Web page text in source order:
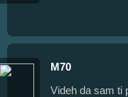
M70
Videh da sam ti